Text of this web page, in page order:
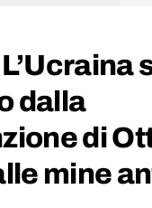
dalla
di
mine